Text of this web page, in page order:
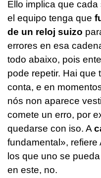
Ello implica que
el equipo tenga que
de un reloj suizo
errores en esa
todo abaixo, pois
pode repetir. Hai que
conta, e en
nós non aparece
comete un erro, por
quedarse con iso. A
fundamental», refiere
los que uno se
en este, no.